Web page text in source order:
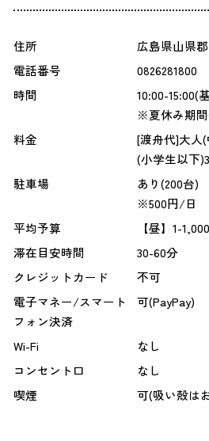
住所
広島県山県
電話番号
0826281800
時間
10:00-15:00(
※夏休み期
料金
[渡舟代]大人
(小学生以下
駐車場
あり(200台)
※500円/日
平均予算
【昼】1-
滞在目安時間
30-60分
クレジットカード
不可
電子マネー/スマート
フォン決済
可(PayPay)
Wi-Fi
なし
コンセント口
なし
喫煙
可(吸い殻は